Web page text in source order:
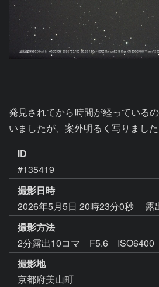
発見されてから時間が経っている
いましたが、案外明るく写りました
ID
#135419
撮影日時
2026年5月5日 20時23分0秒
露
撮影方法
2分露出10コマ F5.6 ISO6400
撮影地
京都府美山町